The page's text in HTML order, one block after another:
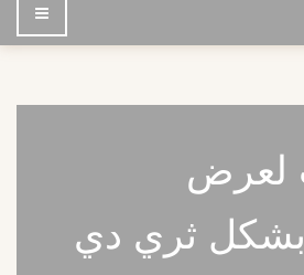
للتصفح
ثري دي